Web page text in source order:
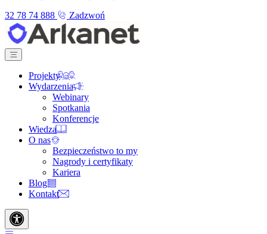
32 78 74 888
Zadzwoń
Projekty
Wydarzenia
Webinary
Spotkania
Konferencje
Wiedza
O nas
Bezpieczeństwo to my
Nagrody i certyfikaty
Kariera
Blog
Kontakt